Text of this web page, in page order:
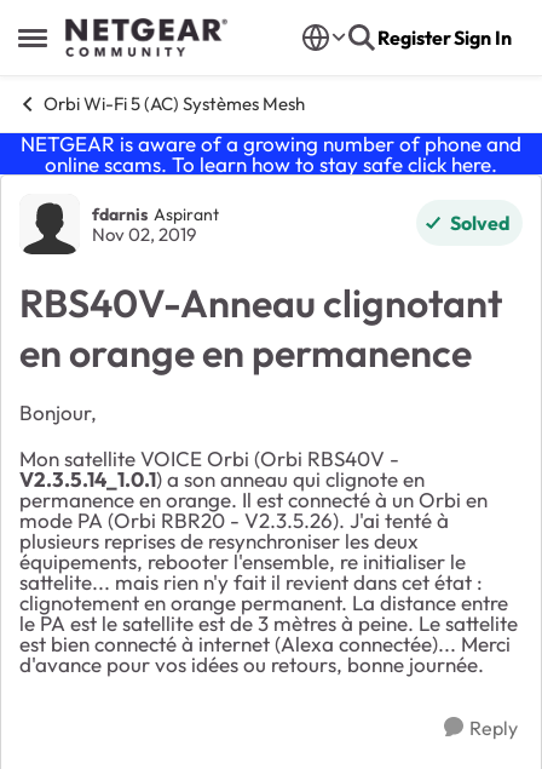
Open Side Menu
Skip to content RegisterSign In
Orbi Wi-Fi 5 (AC) Systèmes Mesh
NETGEAR is aware of a growing number of phone and
online scams. To learn how to stay safe click here.
Forum Discussion
fdarnis Aspirant
Nov 02, 2019 Solved
RBS40V-Anneau clignotant
en orange en permanence
Bonjour,
Mon satelliteVOICE Orbi (Orbi RBS40V -
V2.3.5.14_1.0.1) a son anneau qui clignote en
permanence en orange. Il est connecté à un Orbi en
mode PA (Orbi RBR20 - V2.3.5.26). J'ai tenté à
plusieurs reprises de resynchroniser les deux
équipements, rebooter l'ensemble, re initialiser le
sattelite... mais rien n'y fait il revient dans cet état :
clignotement en orange permanent. La distance entre
le PA est le satellite est de 3 mètres à peine. Le sattelite
est bien connecté à internet (Alexa connectée)... Merci
d'avance pour vos idées ou retours, bonne journée.
Reply